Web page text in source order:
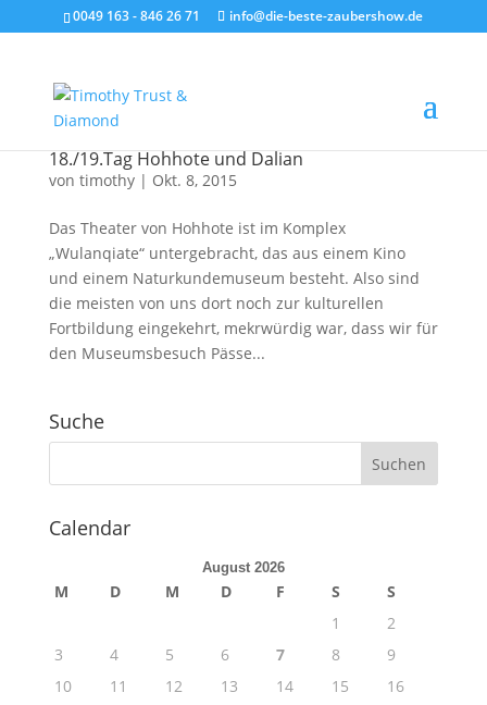
0049 163 - 846 26 71 info@die-beste-zaubershow.de
18./19.Tag Hohhote und Dalian
von timothy| Okt. 8, 2015
Das Theater von Hohhote ist im Komplex
„Wulanqiate“ untergebracht, das aus einem Kino
und einem Naturkundemuseum besteht. Also sind
die meisten von uns dort noch zur kulturellen
Fortbildung eingekehrt, mekrwürdig war, dass wir für
den Museumsbesuch Pässe...
Suche
Calendar
August 2026
M D M D F S
S
1
2
3
4 5 6 7 8
9
10
11 12 13 14 15
16